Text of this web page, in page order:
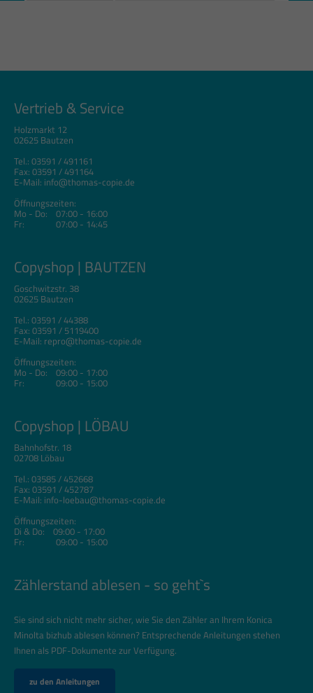
Vertrieb & Service
Holzmarkt 12
02625 Bautzen
Tel.: 03591 / 491161
Fax: 03591 / 491164
E-Mail: info@thomas-copie.de
Öffnungszeiten:
Mo - Do: 07:00 - 16:00
Fr: 07:00 - 14:45
Copyshop | BAUTZEN
Goschwitzstr. 38
02625 Bautzen
Tel.: 03591 / 44388
Fax: 03591 / 5119400
E-Mail: repro@thomas-copie.de
Öffnungszeiten:
Mo - Do: 09:00 - 17:00
Fr: 09:00 - 15:00
Copyshop | LÖBAU
Bahnhofstr. 18
02708 Löbau
Tel.: 03585 / 452668
Fax: 03591 / 452787
E-Mail: info-loebau@thomas-copie.de
Öffnungszeiten:
Di & Do: 09:00 - 17:00
Fr: 09:00 - 15:00
Zählerstand ablesen - so geht`s
Sie sind sich nicht mehr sicher, wie Sie den Zähler an Ihrem Konica
Minolta bizhub ablesen können? Entsprechende Anleitungen stehen
Ihnen als PDF-Dokumente zur Verfügung.
zu den Anleitungen